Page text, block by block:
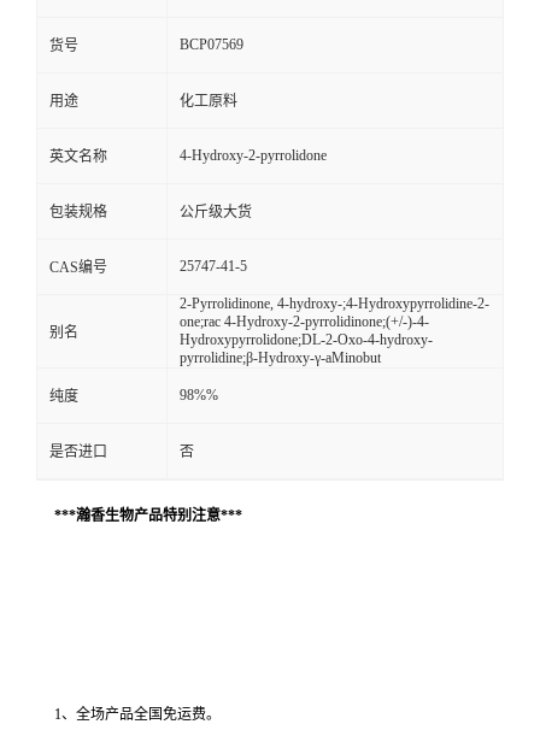
货号 BCP07569
用途 化工原料
英文名称 4-Hydroxy-2-pyrrolidone
包装规格 公斤级大货
CAS编号 25747-41-5
别名
2-Pyrrolidinone, 4-hydroxy-;4-Hydroxypyrrolidine-2-
one;rac 4-Hydroxy-2-pyrrolidinone;(+/-)-4-
Hydroxypyrrolidone;DL-2-Oxo-4-hydroxy-
pyrrolidine;β-Hydroxy-γ-aMinobut
纯度 98%%
是否进口 否
***瀚香生物产品特别注意***
1、全场产品全国免运费。